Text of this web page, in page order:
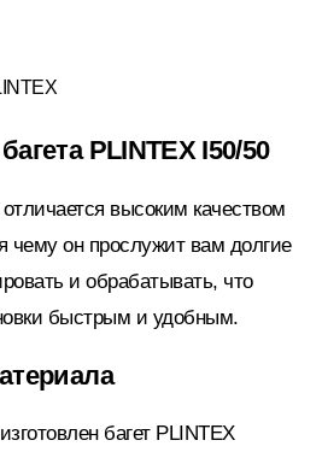
инструмент
PLINTEX I50/50
высоким качеством
чему он прослужит вам долгие
и обрабатывать, что
быстрым и удобным.
багет PLINTEX